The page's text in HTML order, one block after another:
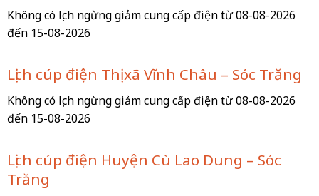
Không có lịch ngừng giảm cung cấp điện từ 08-08-2026
đến 15-08-2026
Lịch cúp điện Thị xã Vĩnh Châu – Sóc Trăng
Không có lịch ngừng giảm cung cấp điện từ 08-08-2026
đến 15-08-2026
Lịch cúp điện Huyện Cù Lao Dung – Sóc
Trăng